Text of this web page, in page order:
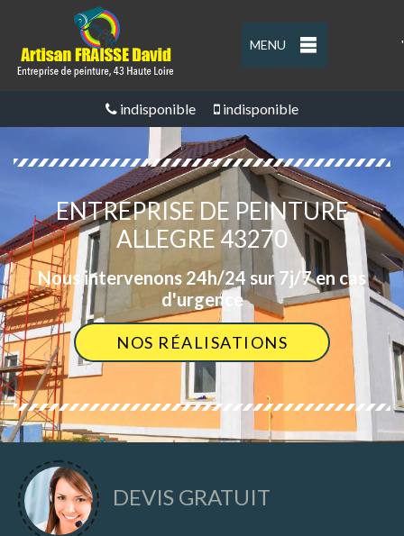
MENU '
indisponible indisponible
ENTREPRISE DE PEINTURE
ALLEGRE 43270
Nous intervenons 24h/24 sur 7j/7 en cas
d'urgence
NOS RÉALISATIONS
DEVIS GRATUIT